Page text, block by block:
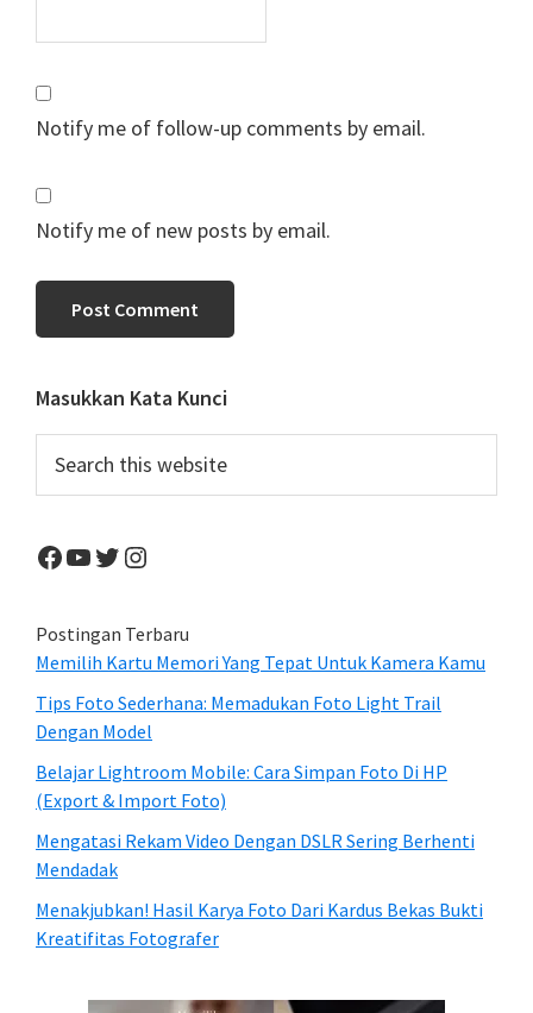
Notify me of follow-up comments by email.
Notify me of new posts by email.
Primary
Sidebar
Masukkan Kata Kunci
this
Facebook
YouTube
Twitter
Instagram
Postingan Terbaru
Memilih Kartu Memori Yang Tepat Untuk Kamera Kamu
Tips Foto Sederhana: Memadukan Foto Light Trail
Dengan Model
Belajar Lightroom Mobile: Cara Simpan Foto Di HP
(Export & Import Foto)
Mengatasi Rekam Video Dengan DSLR Sering Berhenti
Mendadak
Menakjubkan! Hasil Karya Foto Dari Kardus Bekas Bukti
Kreatifitas Fotografer